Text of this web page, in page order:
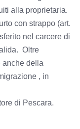
alla proprietaria.
con strappo (art.
nel carcere di
Oltre
anche della
, in
di Pescara.